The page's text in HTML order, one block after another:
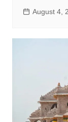
August 4,